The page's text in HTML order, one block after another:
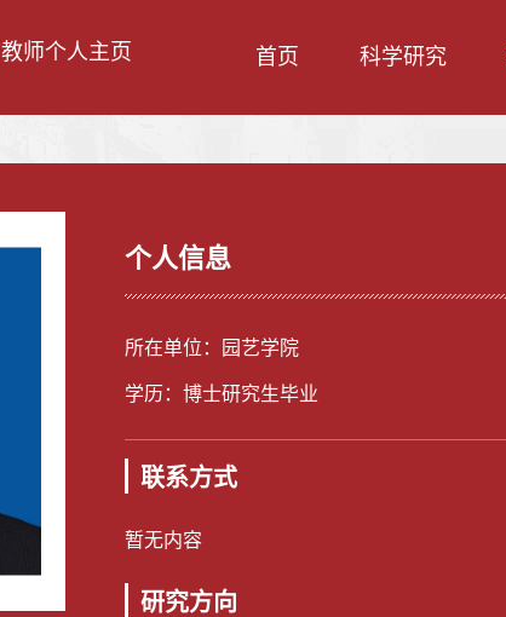
教师个人主页 首页 科学研究
个人信息
所在单位：园艺学院
学历：博士研究生毕业
联系方式
暂无内容
研究方向